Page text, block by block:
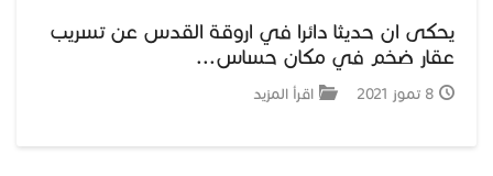
يحكى ان حديثا دائرا في اروقة القدس عن تسريب
عقار ضخم في مكان حساس...
8 تموز 2021 اقرأ المزيد